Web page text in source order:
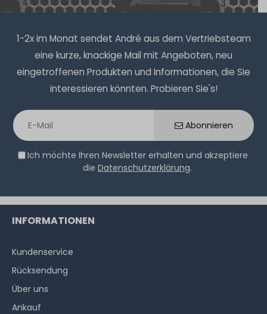
1-2x im Monat sendet André aus dem Vertriebsteam
eine kurze, knackige Mail mit Angeboten, neu
eingetroffenen Produkten und Informationen, die Sie
interessieren könnten. Probieren Sie's!
Abonnieren
Ich möchte Ihren Newsletter erhalten und akzeptiere
die Datenschutzerklärung.
INFORMATIONEN
Kundenservice
Rücksendung
Über uns
Ankauf